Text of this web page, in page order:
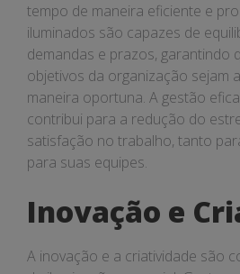
tempo de maneira eficiente e
iluminados são capazes de
demandas e prazos, garantindo
objetivos da organização sejam
maneira oportuna. A gestão
contribui para a redução do
satisfação no trabalho, tanto
para suas equipes.
Inovação e
A inovação e a criatividade são